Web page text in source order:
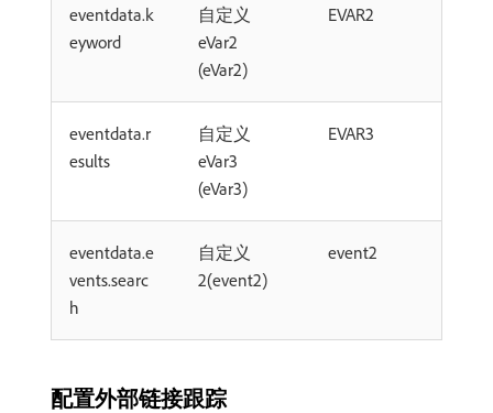
eventdata.k
eyword
自定义
eVar2
(eVar2)
EVAR2
eventdata.r
esults
自定义
eVar3
(eVar3)
EVAR3
eventdata.e
vents.searc
h
自定义
2(event2)
event2
配置外部链接跟踪